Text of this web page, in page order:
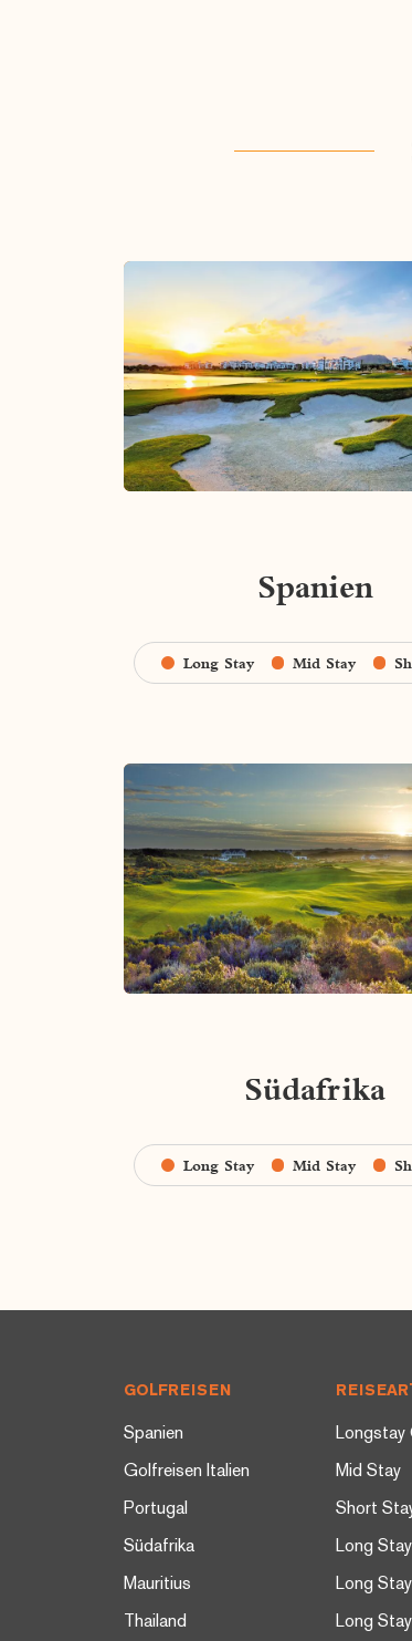
Spanien
Long Stay Mid Stay
Südafrika
Long Stay Mid Stay
GOLFREISEN
Spanien
Golfreisen Italien
Portugal
Südafrika
Mauritius
Thailand
Longstay
Mid Stay
Short
Long
Long
Long